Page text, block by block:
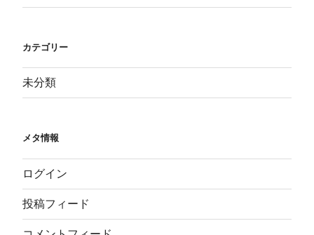
カテゴリー
未分類
メタ情報
ログイン
投稿フィード